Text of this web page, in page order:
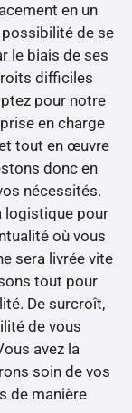
en un
de se
le biais de ses
difficiles
pour notre
en charge
tout en œuvre
donc en
nécessités.
logistique pour
où vous
sera livrée vite
tout pour
De surcroît,
de vous
avez la
soin de vos
de manière